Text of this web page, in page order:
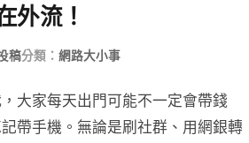
外流！
稿分類： 網路大小事
大家每天出門可能不一定會帶錢
帶手機。無論是刷社群、用網銀轉